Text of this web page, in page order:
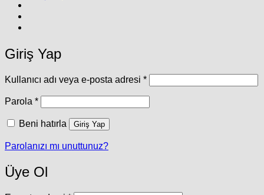
Giriş Yap
Kullanıcı adı veya e-posta adresi *Gerekli
Parola *Gerekli
Beni hatırla Giriş Yap
Parolanızı mı unuttunuz?
Üye Ol